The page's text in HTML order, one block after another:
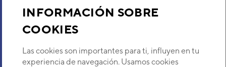
INFORMACIÓN SOBRE
COOKIES
Las cookies son importantes para ti, influyen en tu
experiencia de navegación. Usamos cookies
UNIDAD EXTERIOR
Código:
VER DETALLE
Descubre Eurofred
Dónde Estamos